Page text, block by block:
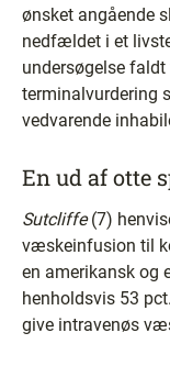
ønsket angående
nedfældet i et
undersøgelse
terminalvurdering
vedvarende
En ud af otte
Sutcliffe(7)
væskeinfusion til
en amerikansk og
henholdsvis 53
give intravenøs